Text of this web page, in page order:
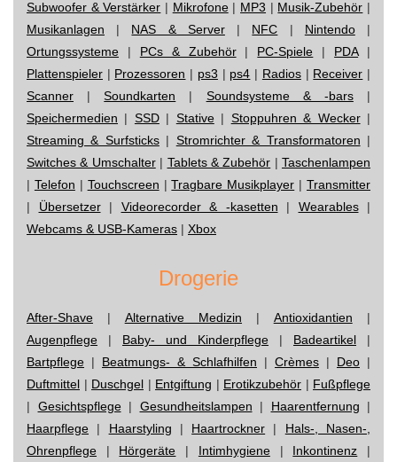
Subwoofer & Verstärker | Mikrofone| MP3 | Musik-Zubehör |
Musikanlagen | NAS & Server| NFC | Nintendo|
Ortungssysteme | PCs & Zubehör| PC-Spiele | PDA|
Plattenspieler | Prozessoren | ps3 | ps4 | Radios| Receiver |
Scanner |Soundkarten | Soundsysteme & -bars|
Speichermedien | SSD| Stative| Stoppuhren & Wecker|
Streaming & Surfsticks| Stromrichter & Transformatoren |
Switches & Umschalter| Tablets & Zubehör | Taschenlampen
| Telefon | Touchscreen |Tragbare Musikplayer | Transmitter
| Übersetzer| Videorecorder & -kasetten | Wearables|
Webcams & USB-Kameras | Xbox
Drogerie
After-Shave | Alternative Medizin | Antioxidantien |
Augenpflege | Baby- und Kinderpflege | Badeartikel |
Bartpflege | Beatmungs- & Schlafhilfen | Crèmes | Deo |
Duftmittel | Duschgel | Entgiftung | Erotikzubehör | Fußpflege
| Gesichtspflege| Gesundheitslampen | Haarentfernung |
Haarpflege | Haarstyling | Haartrockner | Hals-, Nasen-,
Ohrenpflege | Hörgeräte | Intimhygiene| Inkontinenz |